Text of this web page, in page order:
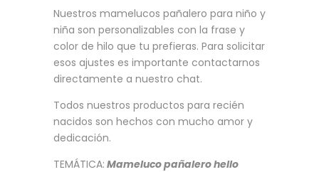
Nuestros mamelucos pañalero para niño y
niña son personalizables con la frase y
color de hilo que tu prefieras. Para solicitar
esos ajustes es importante contactarnos
directamente a nuestro chat.
Todos nuestros productos para recién
nacidos son hechos con mucho amor y
dedicación.
TEMÁTICA: Mameluco pañalero hello